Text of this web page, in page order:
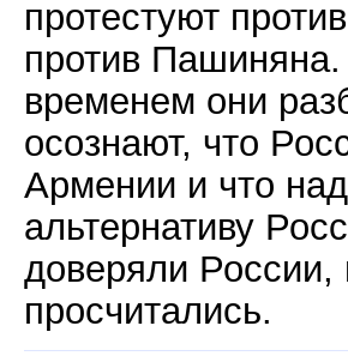
протестуют
против
временем они
осознают, что
Армении и что
альтернативу
доверяли России,
просчитались.